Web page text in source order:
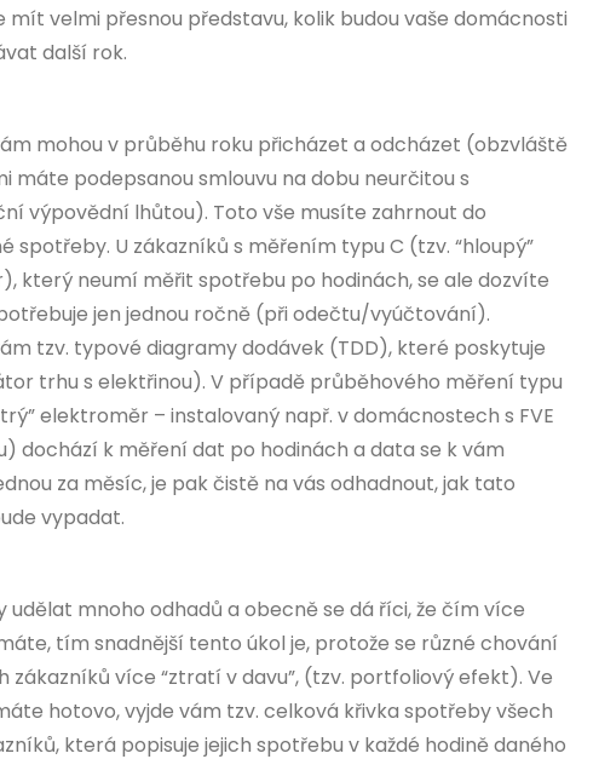
mít velmi přesnou představu, kolik budou vaše domácnosti
další rok.
mohou v průběhu roku přicházet a odcházet (obzvláště
máte podepsanou smlouvu na dobu neurčitou s
výpovědní lhůtou). Toto vše musíte zahrnout do
spotřeby. U zákazníků s měřením typu C (tzv. “hloupý”
který neumí měřit spotřebu po hodinách, se ale dozvíte
jen jednou ročně (při odečtu/vyúčtování).
tzv. typové diagramy dodávek (TDD), které poskytuje
trhu s elektřinou). V případě průběhového měření typu
elektroměr – instalovaný např. v domácnostech s FVE
dochází k měření dat po hodinách a data se k vám
za měsíc, je pak čistě na vás odhadnout, jak tato
vypadat.
udělat mnoho odhadů a obecně se dá říci, že čím více
tím snadnější tento úkol je, protože se různé chování
zákazníků více “ztratí v davu”, (tzv. portfoliový efekt). Ve
hotovo, vyjde vám tzv. celková křivka spotřeby všech
která popisuje jejich spotřebu v každé hodině daného